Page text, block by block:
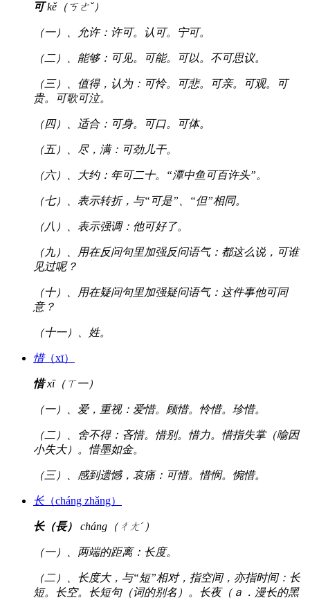
可kě（ㄎㄜˇ）
（一）、允许：许可。认可。宁可。
（二）、能够：可见。可能。可以。不可思议。
（三）、值得，认为：可怜。可悲。可亲。可观。可
贵。可歌可泣。
（四）、适合：可身。可口。可体。
（五）、尽，满：可劲儿干。
（六）、大约：年可二十。“潭中鱼可百许头”。
（七）、表示转折，与“可是”、“但”相同。
（八）、表示强调：他可好了。
（九）、用在反问句里加强反问语气：都这么说，可谁
见过呢？
（十）、用在疑问句里加强疑问语气：这件事他可同
意？
（十一）、姓。
惜（xī）
惜xī（ㄒ一）
（一）、爱，重视：爱惜。顾惜。怜惜。珍惜。
（二）、舍不得：吝惜。惜别。惜力。惜指失掌（喻因
小失大）。惜墨如金。
（三）、感到遗憾，哀痛：可惜。惜悯。惋惜。
长（cháng zhǎng）
长（長） cháng（ㄔㄤˊ）
（一）、两端的距离：长度。
（二）、长度大，与“短”相对，指空间，亦指时间：长
短。长空。长短句（词的别名）。长夜（ａ．漫长的黑